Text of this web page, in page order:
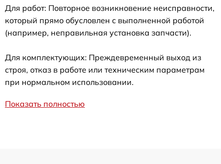
Для работ: Повторное возникновение неисправности,
который прямо обусловлен с выполненной работой
(например, неправильная установка запчасти).
Для комплектующих: Преждевременный выход из
строя, отказ в работе или техническим параметрам
при нормальном использовании.
Показать полностью